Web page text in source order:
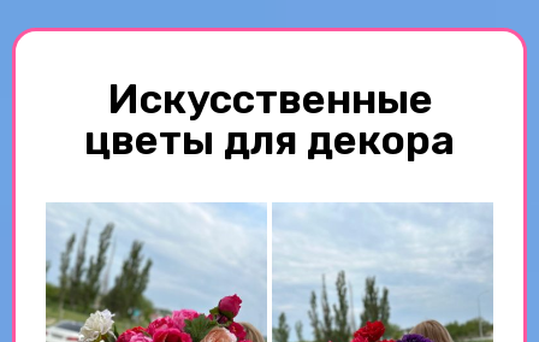
Искусственные
цветы для декора